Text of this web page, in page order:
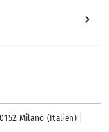
Milano (Italien) |